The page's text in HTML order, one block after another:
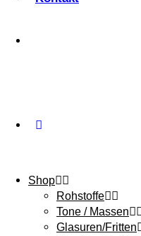
Shop
Rohstoffe
Tone / Massen
Glasuren/Fritten